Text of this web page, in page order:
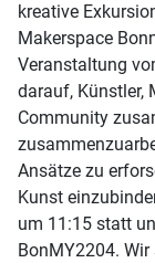
kreative
Makerspace
Veranstaltung
darauf, Künstler,
Community
Ansätze zu
Kunst
um 11:15 statt
BonMY2204.